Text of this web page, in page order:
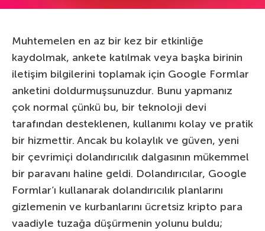
Muhtemelen en az bir kez bir etkinliğe
kaydolmak, ankete katılmak veya başka birinin
iletişim bilgilerini toplamak için Google Formlar
anketini doldurmuşsunuzdur. Bunu yapmanız
çok normal çünkü bu, bir teknoloji devi
tarafından desteklenen, kullanımı kolay ve pratik
bir hizmettir. Ancak bu kolaylık ve güven, yeni
bir çevrimiçi dolandırıcılık dalgasının mükemmel
bir paravanı haline geldi. Dolandırıcılar, Google
Formlar’ı kullanarak dolandırıcılık planlarını
gizlemenin ve kurbanlarını ücretsiz kripto para
vaadiyle tuzağa düşürmenin yolunu buldu;